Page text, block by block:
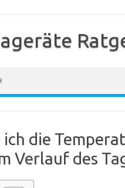
die
Verlauf des